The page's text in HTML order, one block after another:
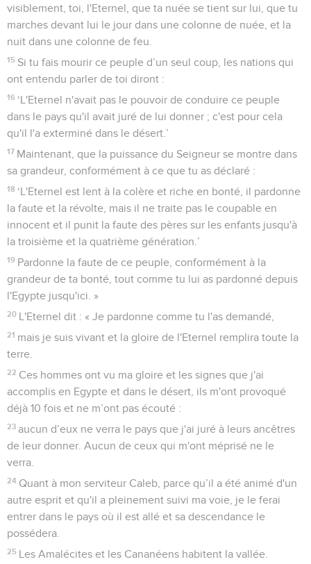
visiblement, toi, l'Eternel, que ta nuée se tient sur lui, que tu
marches devant lui le jour dans une colonne de nuée, et la
nuit dans une colonne de feu.
15 Si tu fais mourir ce peuple d’un seul coup, les nations qui
ont entendu parler de toi diront :
16 ‘L'Eternel n'avait pas le pouvoir de conduire ce peuple
dans le pays qu'il avait juré de lui donner ; c'est pour cela
qu'il l'a exterminé dans le désert.’
17 Maintenant, que la puissance du Seigneur se montre dans
sa grandeur, conformément à ce que tu as déclaré :
18 ‘L'Eternel est lent à la colère et riche en bonté, il pardonne
la faute et la révolte, mais il ne traite pas le coupable en
innocent et il punit la faute des pères sur les enfants jusqu'à
la troisième et la quatrième génération.’
19 Pardonne la faute de ce peuple, conformément à la
grandeur de ta bonté, tout comme tu lui as pardonné depuis
l'Egypte jusqu'ici. »
20 L'Eternel dit : « Je pardonne comme tu l'as demandé,
21 mais je suis vivant et la gloire de l'Eternel remplira toute la
terre.
22 Ces hommes ont vu ma gloire et les signes que j'ai
accomplis en Egypte et dans le désert, ils m'ont provoqué
déjà 10 fois et ne m’ont pas écouté :
23 aucun d’eux ne verra le pays que j'ai juré à leurs ancêtres
de leur donner. Aucun de ceux qui m'ont méprisé ne le
verra.
24 Quant à mon serviteur Caleb, parce qu’il a été animé d'un
autre esprit et qu'il a pleinement suivi ma voie, je le ferai
entrer dans le pays où il est allé et sa descendance le
possédera.
25 Les Amalécites et les Cananéens habitent la vallée.